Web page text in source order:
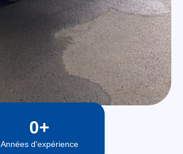
Années d'expérience
0+